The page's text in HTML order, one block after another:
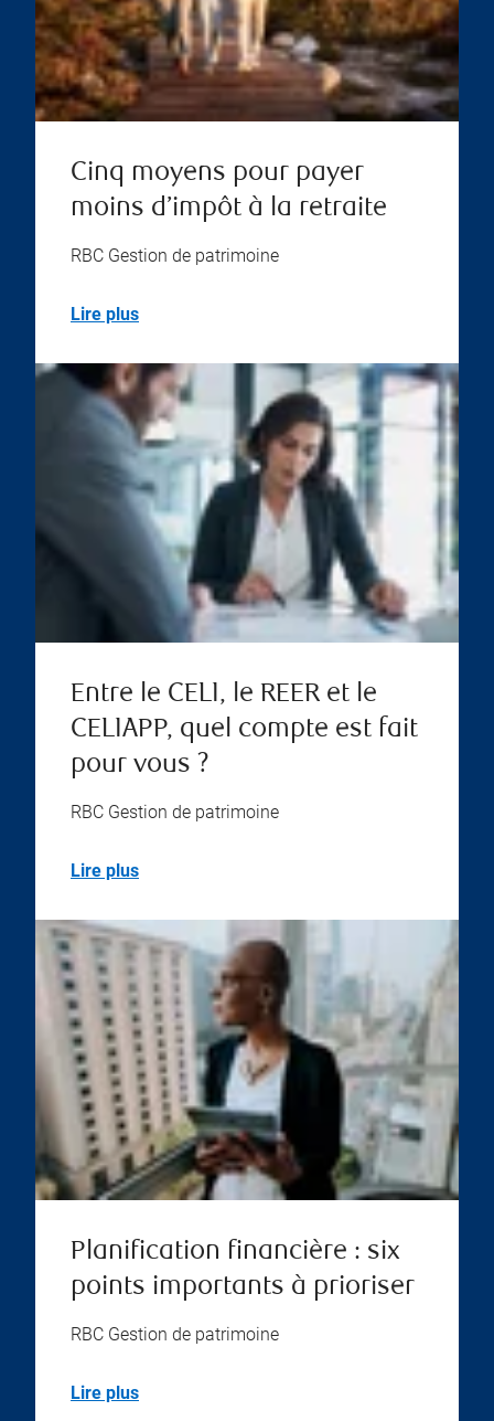
Cinq moyens pour payer
moins d’impôt à la retraite
RBC Gestion de patrimoine
Lire plus
Entre le CELI, le REER et le
CELIAPP, quel compte est fait
pour vous ?
RBC Gestion de patrimoine
Lire plus
Planification financière : six
points importants à prioriser
RBC Gestion de patrimoine
Lire plus